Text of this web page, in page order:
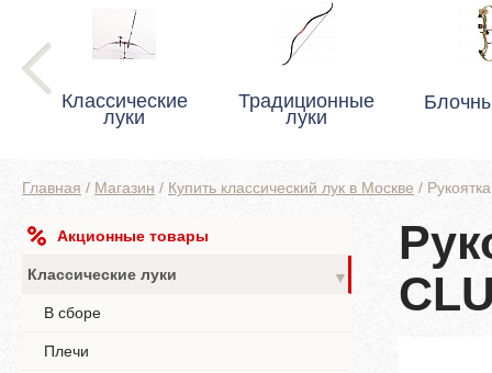
Классические
луки
Традиционные
луки
Главная / Магазин / Купить классический лук в Москве /
Акционные товары
Классические луки
▼
В сборе
Плечи